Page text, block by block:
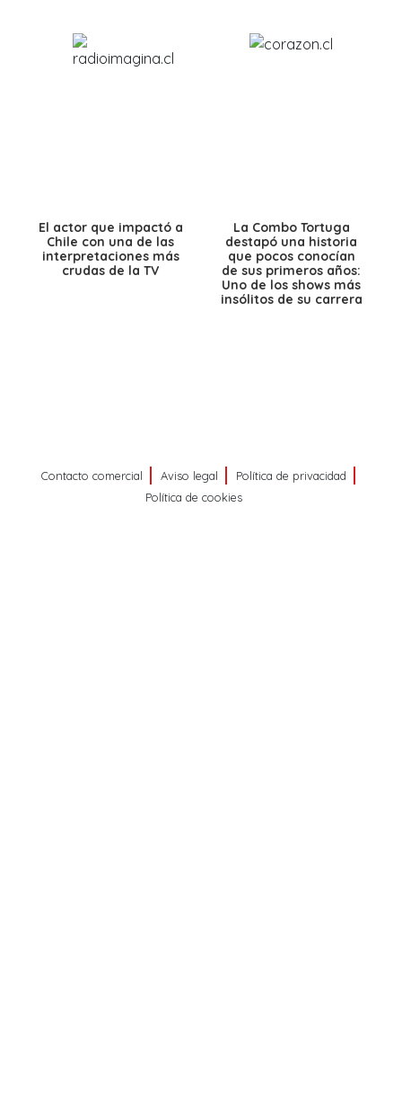
El actor que impactó a
Chile con una de las
interpretaciones más
crudas de la TV
La Combo Tortuga
destapó una historia
que pocos conocían
de sus primeros años:
Uno de los shows más
insólitos de su carrera
Contacto comercial Aviso legal
Política de privacidad
Política de cookies